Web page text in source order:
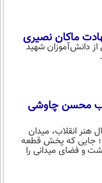
ماکان نصیری
دانش‌آموزان شهید
محسن چاوشی
انقلاب، میدان
جایی که پخش قطعه
و فضای میدانی را